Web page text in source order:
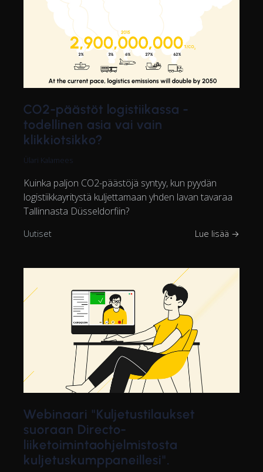
CO2-päästöt logistiikassa -
todellinen asia vai vain
klikkiotsikko?
Ülari Kalamees
Kuinka paljon CO2-päästöjä syntyy, kun pyydän
logistiikkayritystä kuljettamaan yhden lavan tavaraa
Tallinnasta Düsseldorfiin?
Uutiset Lue lisää →
Webinaari "Kuljetustilaukset
suoraan Directo-
liiketoimintaohjelmistosta
kuljetuskumppaneillesi".